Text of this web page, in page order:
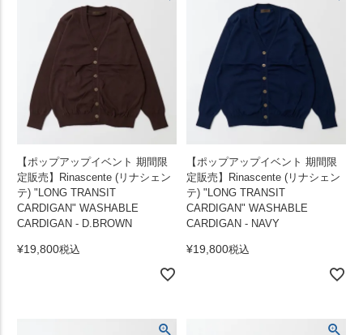
【ポップアップイベント 期間限
定販売】Rinascente (リナシェン
テ) "LONG TRANSIT
CARDIGAN" WASHABLE
CARDIGAN - D.BROWN
¥19,800税込
【ポップアップイベント 期間限
定販売】Rinascente (リナシェン
テ) "LONG TRANSIT
CARDIGAN" WASHABLE
CARDIGAN - NAVY
¥19,800税込